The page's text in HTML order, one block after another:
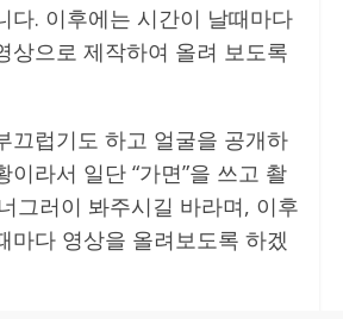
다. 이후에는 시간이 날때마다
상으로 제작하여 올려 보도록
끄럽기도 하고 얼굴을 공개하
이라서 일단 “가면”을 쓰고 촬
그러이 봐주시길 바라며, 이후
마다 영상을 올려보도록 하겠